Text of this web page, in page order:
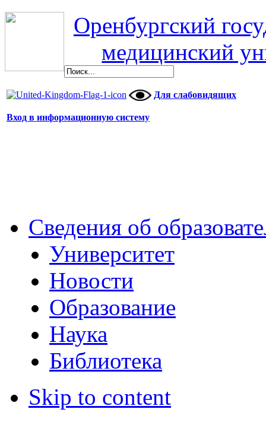
Оренбургский
медицинский
Для слабовидящих
Вход в информационную систему
Сведения об
Университет
Новости
Образование
Наука
Библиотека
Skip to content